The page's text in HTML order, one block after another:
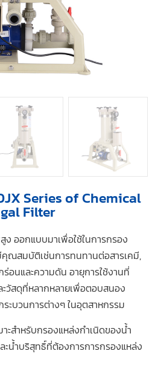
Series of Chemical
Filter
ง ออกแบบมาเพื่อใช้ในการกรอง
คุณสมบัติเช่นการทนทานต่อสารเคมี,
อนและความดัน อายุการใช้งานที่
วัสดุที่หลากหลายเพื่อตอบสนอง
ะบวนการต่างๆ ในอุตสาหกรรม
ะสำหรับกรองแหล่งกำเนิดของน้ำ
ะน้ำบริสุทธิ์ที่ต้องการการกรองแหล่ง